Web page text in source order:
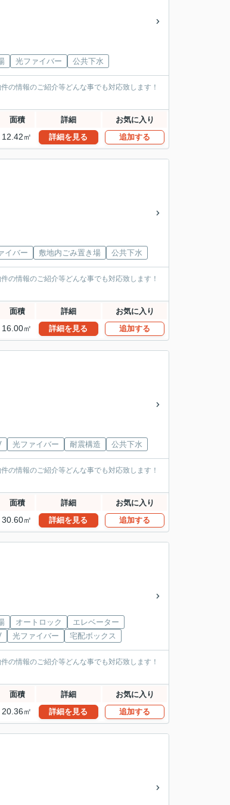
光ファイバー 公共下水
の情報のご紹介等どんな事でも対応致します！
面積 詳細 お気に入り
12.42㎡ 詳細を見る 追加する
イバー 敷地内ごみ置き場 公共下水
の情報のご紹介等どんな事でも対応致します！
面積 詳細 お気に入り
16.00㎡ 詳細を見る 追加する
光ファイバー 耐震構造 公共下水
の情報のご紹介等どんな事でも対応致します！
面積 詳細 お気に入り
30.60㎡ 詳細を見る 追加する
オートロック
エレベーター
光ファイバー 宅配ボックス
の情報のご紹介等どんな事でも対応致します！
面積 詳細 お気に入り
20.36㎡ 詳細を見る 追加する